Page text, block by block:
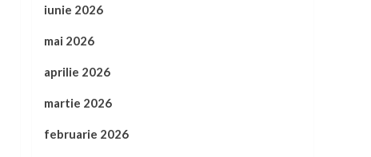
iunie 2026
mai 2026
aprilie 2026
martie 2026
februarie 2026